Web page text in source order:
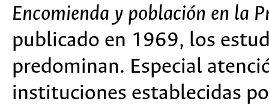
Encomienda y población en la
publicado en 1969, los
predominan. Especial
instituciones establecidas